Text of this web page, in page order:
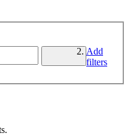
Add
filters